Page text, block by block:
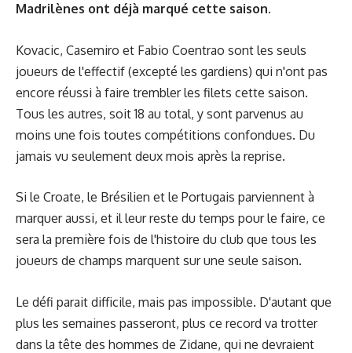
Madrilènes ont déjà marqué cette saison.
Kovacic, Casemiro et Fabio Coentrao sont les seuls
joueurs de l'effectif (excepté les gardiens) qui n'ont pas
encore réussi à faire trembler les filets cette saison.
Tous les autres, soit 18 au total, y sont parvenus au
moins une fois toutes compétitions confondues. Du
jamais vu seulement deux mois après la reprise.
Si le Croate, le Brésilien et le Portugais parviennent à
marquer aussi, et il leur reste du temps pour le faire, ce
sera la première fois de l'histoire du club que tous les
joueurs de champs marquent sur une seule saison.
Le défi parait difficile, mais pas impossible. D'autant que
plus les semaines passeront, plus ce record va trotter
dans la tête des hommes de Zidane, qui ne devraient